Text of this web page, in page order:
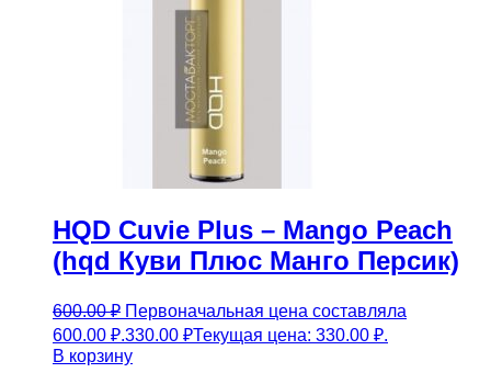
HQD Cuvie Plus – Mango Peach
(hqd Куви Плюс Манго Персик)
600.00₽ Первоначальная цена составляла
600.00 ₽.330.00 ₽Текущая цена: 330.00 ₽.
В корзину